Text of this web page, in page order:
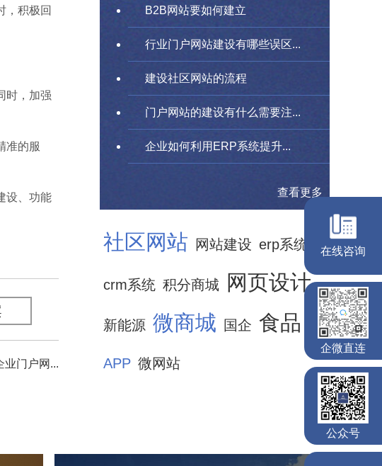
，积极回
时，加强
准的服
设、功能
业门户网...
B2B网站要如何建立
行业门户网站建设有哪些误区...
建设社区网站的流程
门户网站的建设有什么需要注...
企业如何利用ERP系统提升...
查看更多
社区网站 网站建设 erp系统
crm系统 积分商城 网页设计
新能源 微商城 国企 食品
APP 微网站